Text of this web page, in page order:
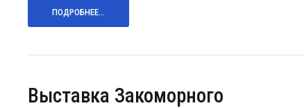
ПОДРОБНЕЕ...
Выставка Закоморного